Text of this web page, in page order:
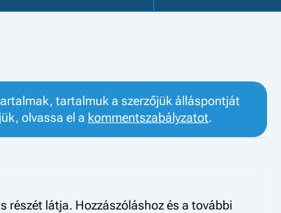
tartalmuk a szerzőjük álláspontját
olvassa el a kommentszabályzatot.
részét látja. Hozzászóláshoz és a további